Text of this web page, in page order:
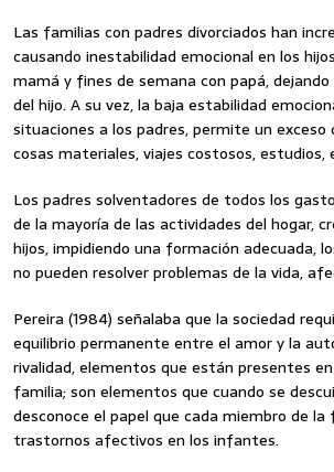
Las familias con padres divorciados han
causando inestabilidad emocional en los
mamá y fines de semana con papá,
del hijo. A su vez, la baja estabilidad
situaciones a los padres, permite un exceso
cosas materiales, viajes costosos, estudios,
Los padres solventadores de todos los
de la mayoría de las actividades del hogar,
hijos, impidiendo una formación adecuada,
no pueden resolver problemas de la vida,
Pereira (1984) señalaba que la sociedad
equilibrio permanente entre el amor y la
rivalidad, elementos que están presentes
familia; son elementos que cuando se
desconoce el papel que cada miembro de
trastornos afectivos en los infantes.